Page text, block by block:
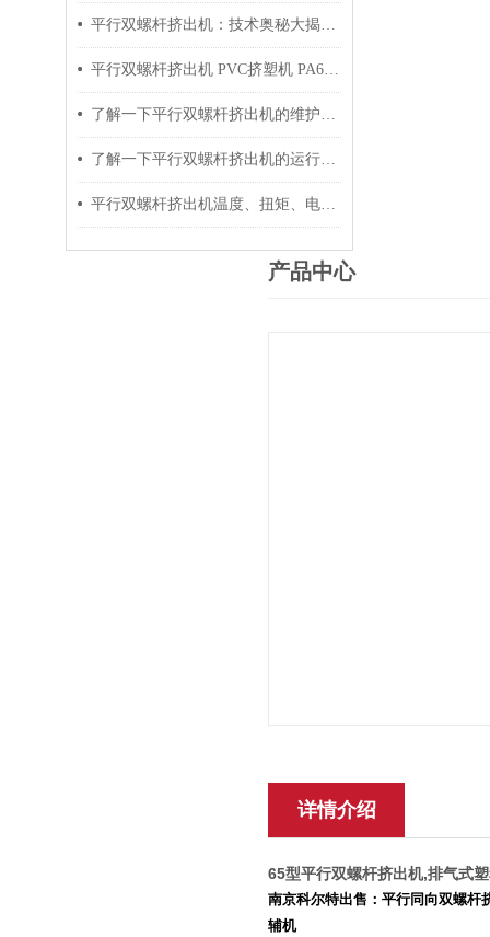
平行双螺杆挤出机：技术奥秘大揭秘！
平行双螺杆挤出机 PVC挤塑机 PA6+玻纤挤出造粒机技术参数
了解一下平行双螺杆挤出机的维护保养方法吧
了解一下平行双螺杆挤出机的运行过程吧
平行双螺杆挤出机温度、扭矩、电流控制要点
产品中心
详情介绍
65型平行双螺杆挤出机,排气式
南京科尔特出售：平行同向双螺杆
辅机